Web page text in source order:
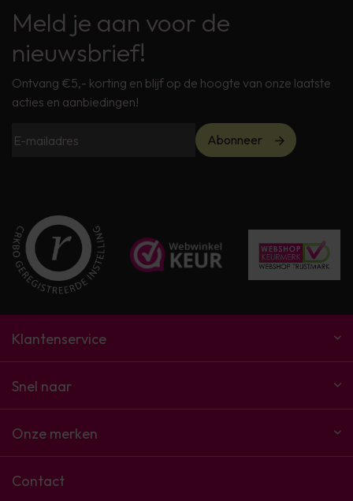
Meld je aan voor de
nieuwsbrief!
Ontvang €5,- korting en blijf op de hoogte van onze laatste
acties en aanbiedingen!
Abonneer
Klantenservice
Snel naar
Onze merken
Contact